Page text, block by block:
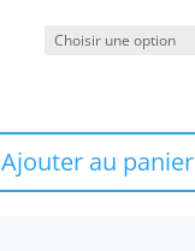
Ajouter au panier